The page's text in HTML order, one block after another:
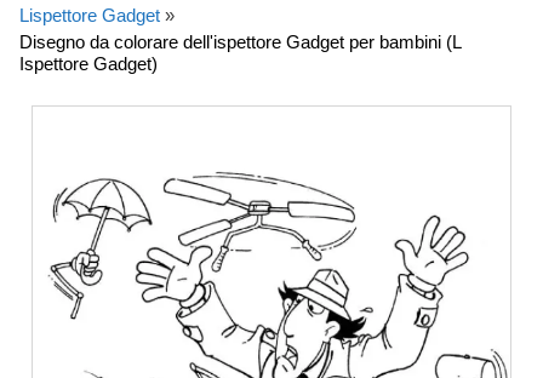
Lispettore Gadget »
Disegno da colorare dell'ispettore Gadget per bambini (L
Ispettore Gadget)